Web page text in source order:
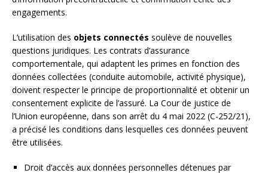
engagements.
L’utilisation des objets connectés soulève de nouvelles
questions juridiques. Les contrats d’assurance
comportementale, qui adaptent les primes en fonction des
données collectées (conduite automobile, activité physique),
doivent respecter le principe de proportionnalité et obtenir un
consentement explicite de l’assuré. La Cour de justice de
l’Union européenne, dans son arrêt du 4 mai 2022 (C-252/21),
a précisé les conditions dans lesquelles ces données peuvent
être utilisées.
Droit d’accès aux données personnelles détenues par